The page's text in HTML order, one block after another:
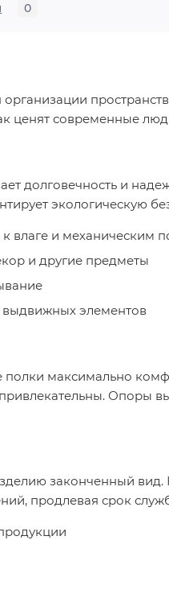
0
ценят современные
долговечность и
экологическую
влаге и механическим
и другие предметы
элементов
максимально
привлекательны. Опоры
законченный
продлевая срок